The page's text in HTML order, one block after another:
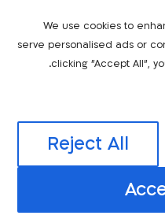
We use cookies to
serve personalised ads or
clicking "Accept All",
Reject All